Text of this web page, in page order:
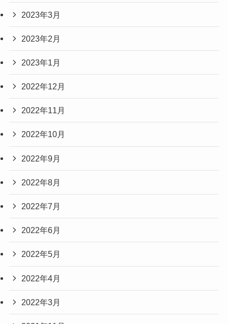
2023年3月
2023年2月
2023年1月
2022年12月
2022年11月
2022年10月
2022年9月
2022年8月
2022年7月
2022年6月
2022年5月
2022年4月
2022年3月